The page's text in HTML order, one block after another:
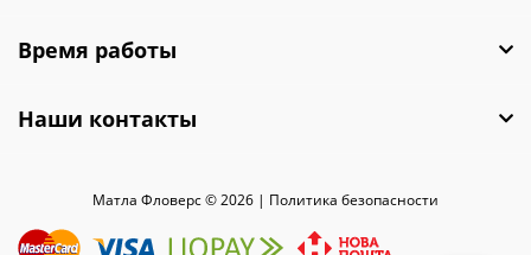
Время работы
Наши контакты
Матла Фловерс © 2026 | Политика безопасности